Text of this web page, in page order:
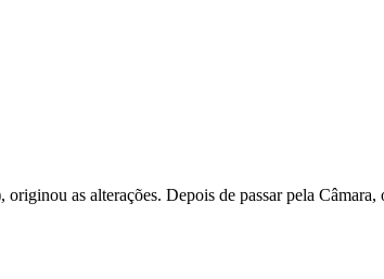
as alterações. Depois de passar pela